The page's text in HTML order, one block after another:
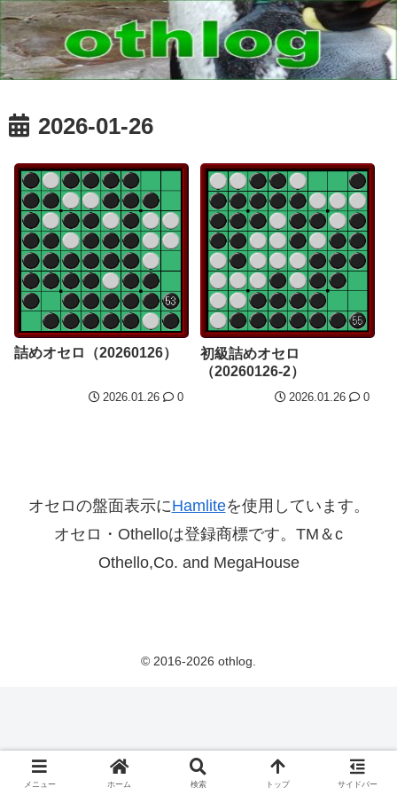
2026-01-26
詰めオセロ（20260126）
2026.01.26 0
初級詰めオセロ
（20260126-2）
2026.01.26 0
オセロの盤面表示にHamliteを使用しています。
オセロ・Othelloは登録商標です。TM＆c
Othello,Co. and MegaHouse
© 2016-2026 othlog.
メニュー ホーム 検索 トップ サイドバー